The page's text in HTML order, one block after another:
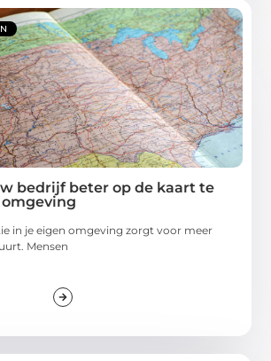
bedrijf beter op de kaart te
in je eigen omgeving zorgt voor meer
Mensen